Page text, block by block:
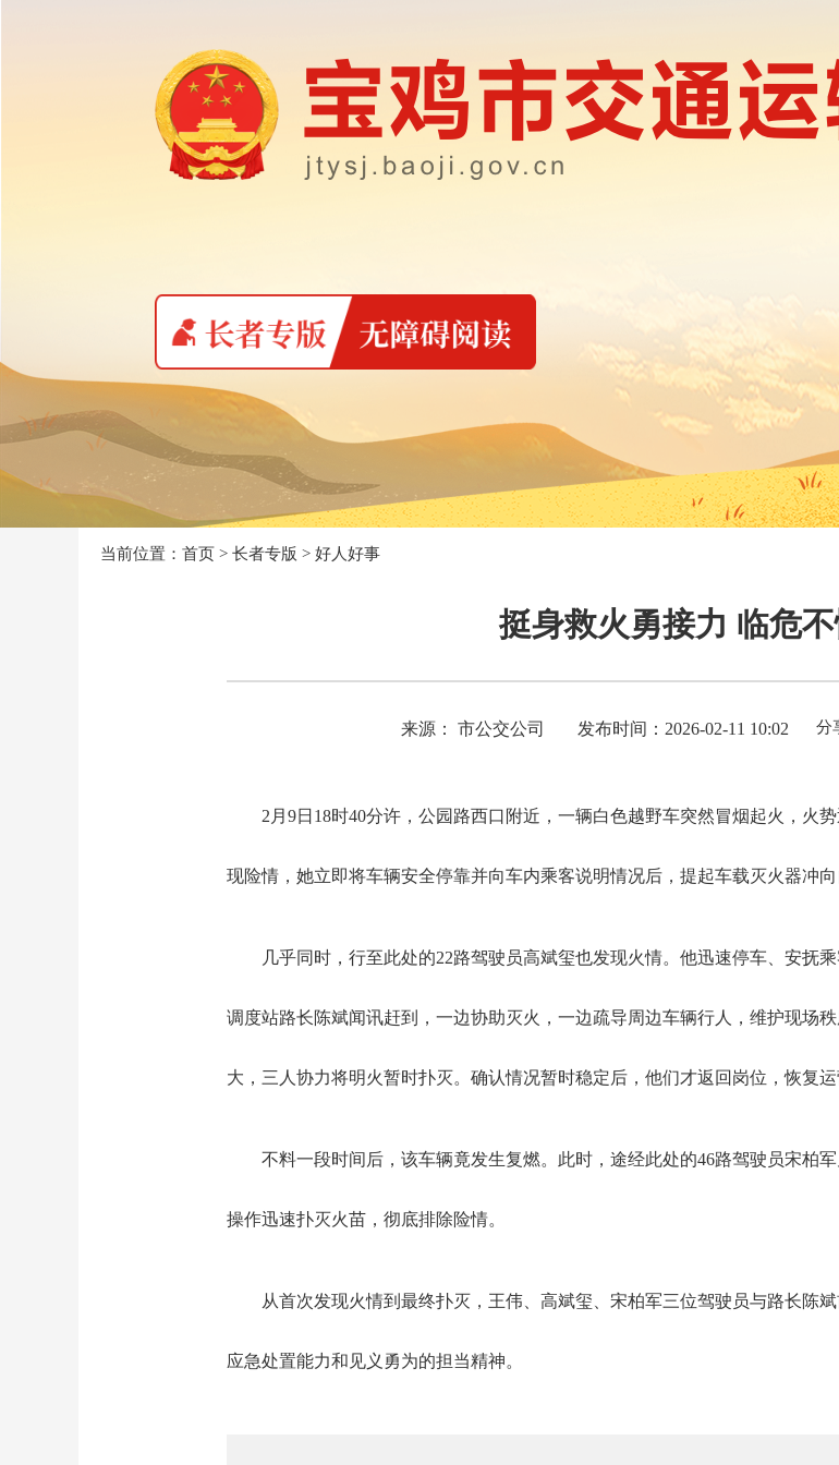
当前位置： 首页 > 长者专版 > 好人好事
挺身救火勇接力 临危
来源： 市公交公司 发布时间：2026-02-11 10:02 分
2月9日18时40分许，公园路西口附近，一辆白色越野车突然冒烟起火，火
现险情，她立即将车辆安全停靠并向车内乘客说明情况后，提起车载灭火器冲向
几乎同时，行至此处的22路驾驶员高斌玺也发现火情。他迅速停车、安抚
调度站路长陈斌闻讯赶到，一边协助灭火，一边疏导周边车辆行人，维护现场
大，三人协力将明火暂时扑灭。确认情况暂时稳定后，他们才返回岗位，恢复运
不料一段时间后，该车辆竟发生复燃。此时，途经此处的46路驾驶员宋柏
操作迅速扑灭火苗，彻底排除险情。
从首次发现火情到最终扑灭，王伟、高斌玺、宋柏军三位驾驶员与路长陈
应急处置能力和见义勇为的担当精神。